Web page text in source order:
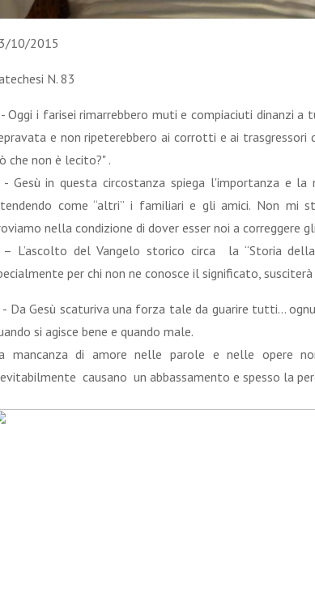
10/2015
N. 83
- Oggi i farisei rimarrebbero muti e compiaciuti dinanzi
e non ripeterebbero ai corrotti e ai
che non è lecito?" .
- Gesù in questa circostanza spiega l'importanza e
come “altri” i familiari e gli amici. Non mi
nella condizione di dover esser noi a correggere
– L’ascolto del Vangelo storico circa la “Storia
per chi non ne conosce il significato,
- Da Gesù scaturiva una forza tale da guarire tutti…
si agisce bene e quando male.
mancanza di amore nelle parole e nelle opere
causano un abbassamento e spesso la